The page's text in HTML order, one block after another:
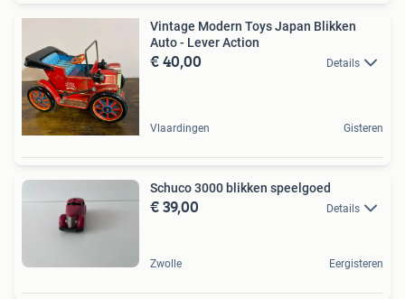
Vintage Modern Toys Japan Blikken
Auto - Lever Action
€ 40,00 Details
Vlaardingen Gisteren
Schuco 3000 blikken speelgoed
€ 39,00 Details
Zwolle Eergisteren